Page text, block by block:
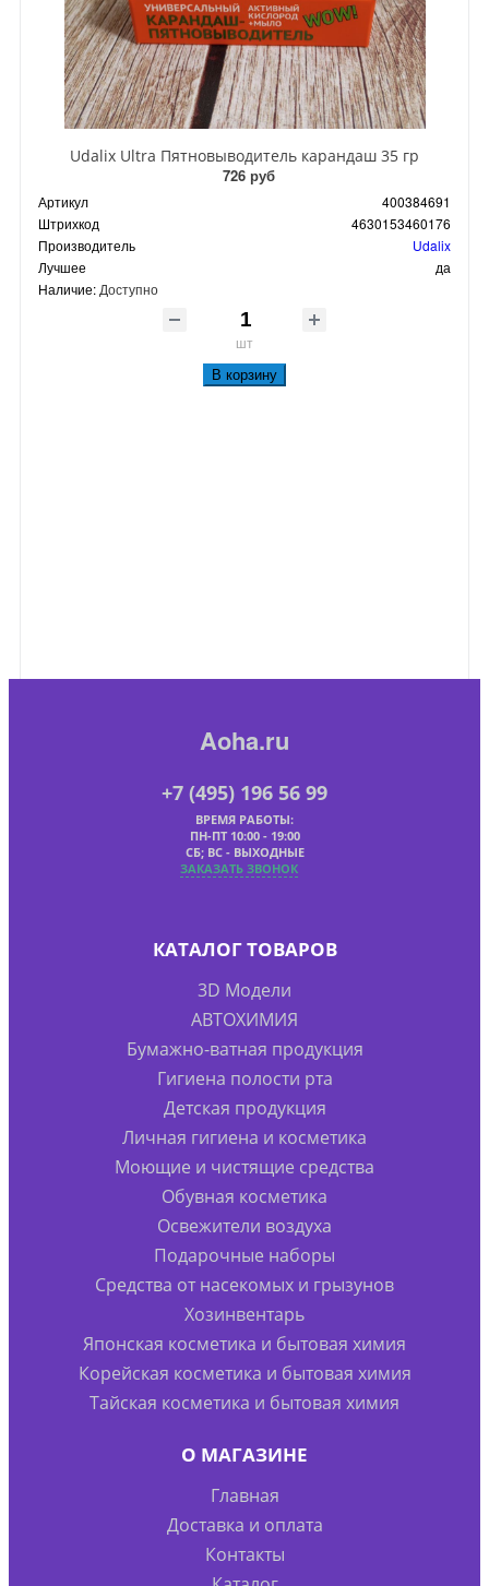
Udalix Ultra Пятновыводитель карандаш 35 гр
726 руб
Артикул
400384691
Штрихкод
4630153460176
Производитель
Udalix
Лучшее
да
Наличие: Доступно
шт
В корзину
Aoha.ru
+7 (495) 196 56 99
ВРЕМЯ РАБОТЫ:
ПН-ПТ 10:00 - 19:00
СБ; ВС - ВЫХОДНЫЕ
ЗАКАЗАТЬ ЗВОНОК
КАТАЛОГ ТОВАРОВ
3D Модели
АВТОХИМИЯ
Бумажно-ватная продукция
Гигиена полости рта
Детская продукция
Личная гигиена и косметика
Моющие и чистящие средства
Обувная косметика
Освежители воздуха
Подарочные наборы
Средства от насекомых и грызунов
Хозинвентарь
Японская косметика и бытовая химия
Корейская косметика и бытовая химия
Тайская косметика и бытовая химия
О МАГАЗИНЕ
Главная
Доставка и оплата
Контакты